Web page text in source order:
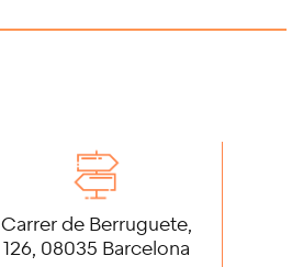
Carrer de Berruguete,
126, 08035 Barcelona